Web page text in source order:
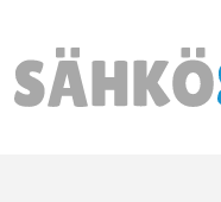
Päävalikko